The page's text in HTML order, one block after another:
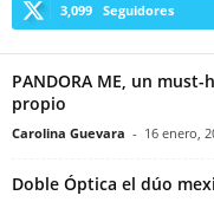
3,099 Seguidores
PANDORA ME, un
propio
Carolina Guevara - 16 enero,
Doble Óptica el dúo